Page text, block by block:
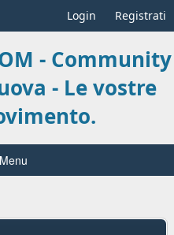
Login Registrati
- Community
- Le vostre